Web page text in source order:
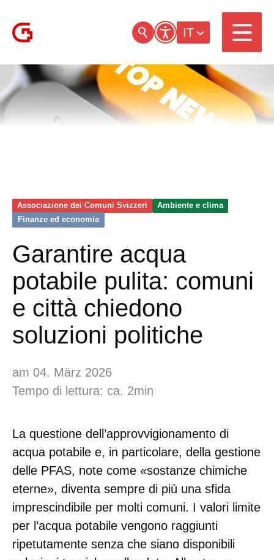
IT
Associazione dei Comuni Svizzeri
Ambiente e clima
Finanze ed economia
Garantire acqua
potabile pulita: comuni
e città chiedono
soluzioni politiche
am 04. März 2026
Tempo di lettura: ca. 2min
La questione dell’approvvigionamento di
acqua potabile e, in particolare, della gestione
delle PFAS, note come «sostanze chimiche
eterne», diventa sempre di più una sfida
imprescindibile per molti comuni. I valori limite
per l’acqua potabile vengono raggiunti
ripetutamente senza che siano disponibili